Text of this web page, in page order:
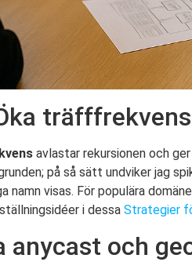
avlastar rekursionen och
på så sätt undviker jag
namn visas. För populära
i dessa Strategier
anycast och